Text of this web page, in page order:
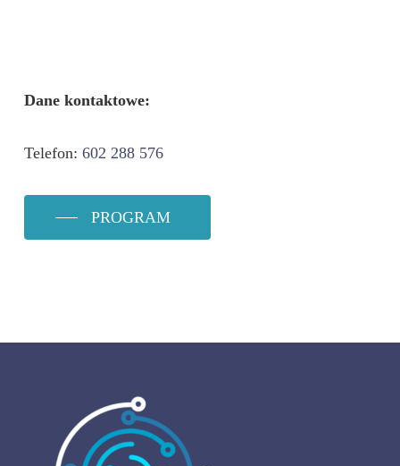
Dane kontaktowe:
Telefon: 602 288 576
PROGRAM